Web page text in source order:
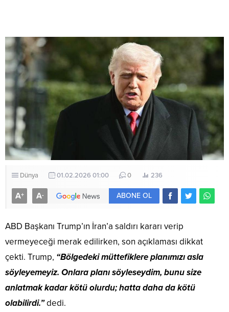
Dünya 01.02.2026 01:00 0 236
A+ A- ABONE OL
ABD Başkanı Trump’ın İran’a saldırı kararı verip
vermeyeceği merak edilirken, son açıklaması dikkat
çekti. Trump, “Bölgedeki müttefiklere planımızı asla
söyleyemeyiz. Onlara planı söyleseydim, bunu size
anlatmak kadar kötü olurdu; hatta daha da kötü
olabilirdi.”dedi.